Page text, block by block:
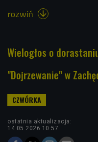
rozwiń 
Wielogłos o
"Dojrzewanie" w
ostatnia aktualizacja:
14.05.2026 10:57